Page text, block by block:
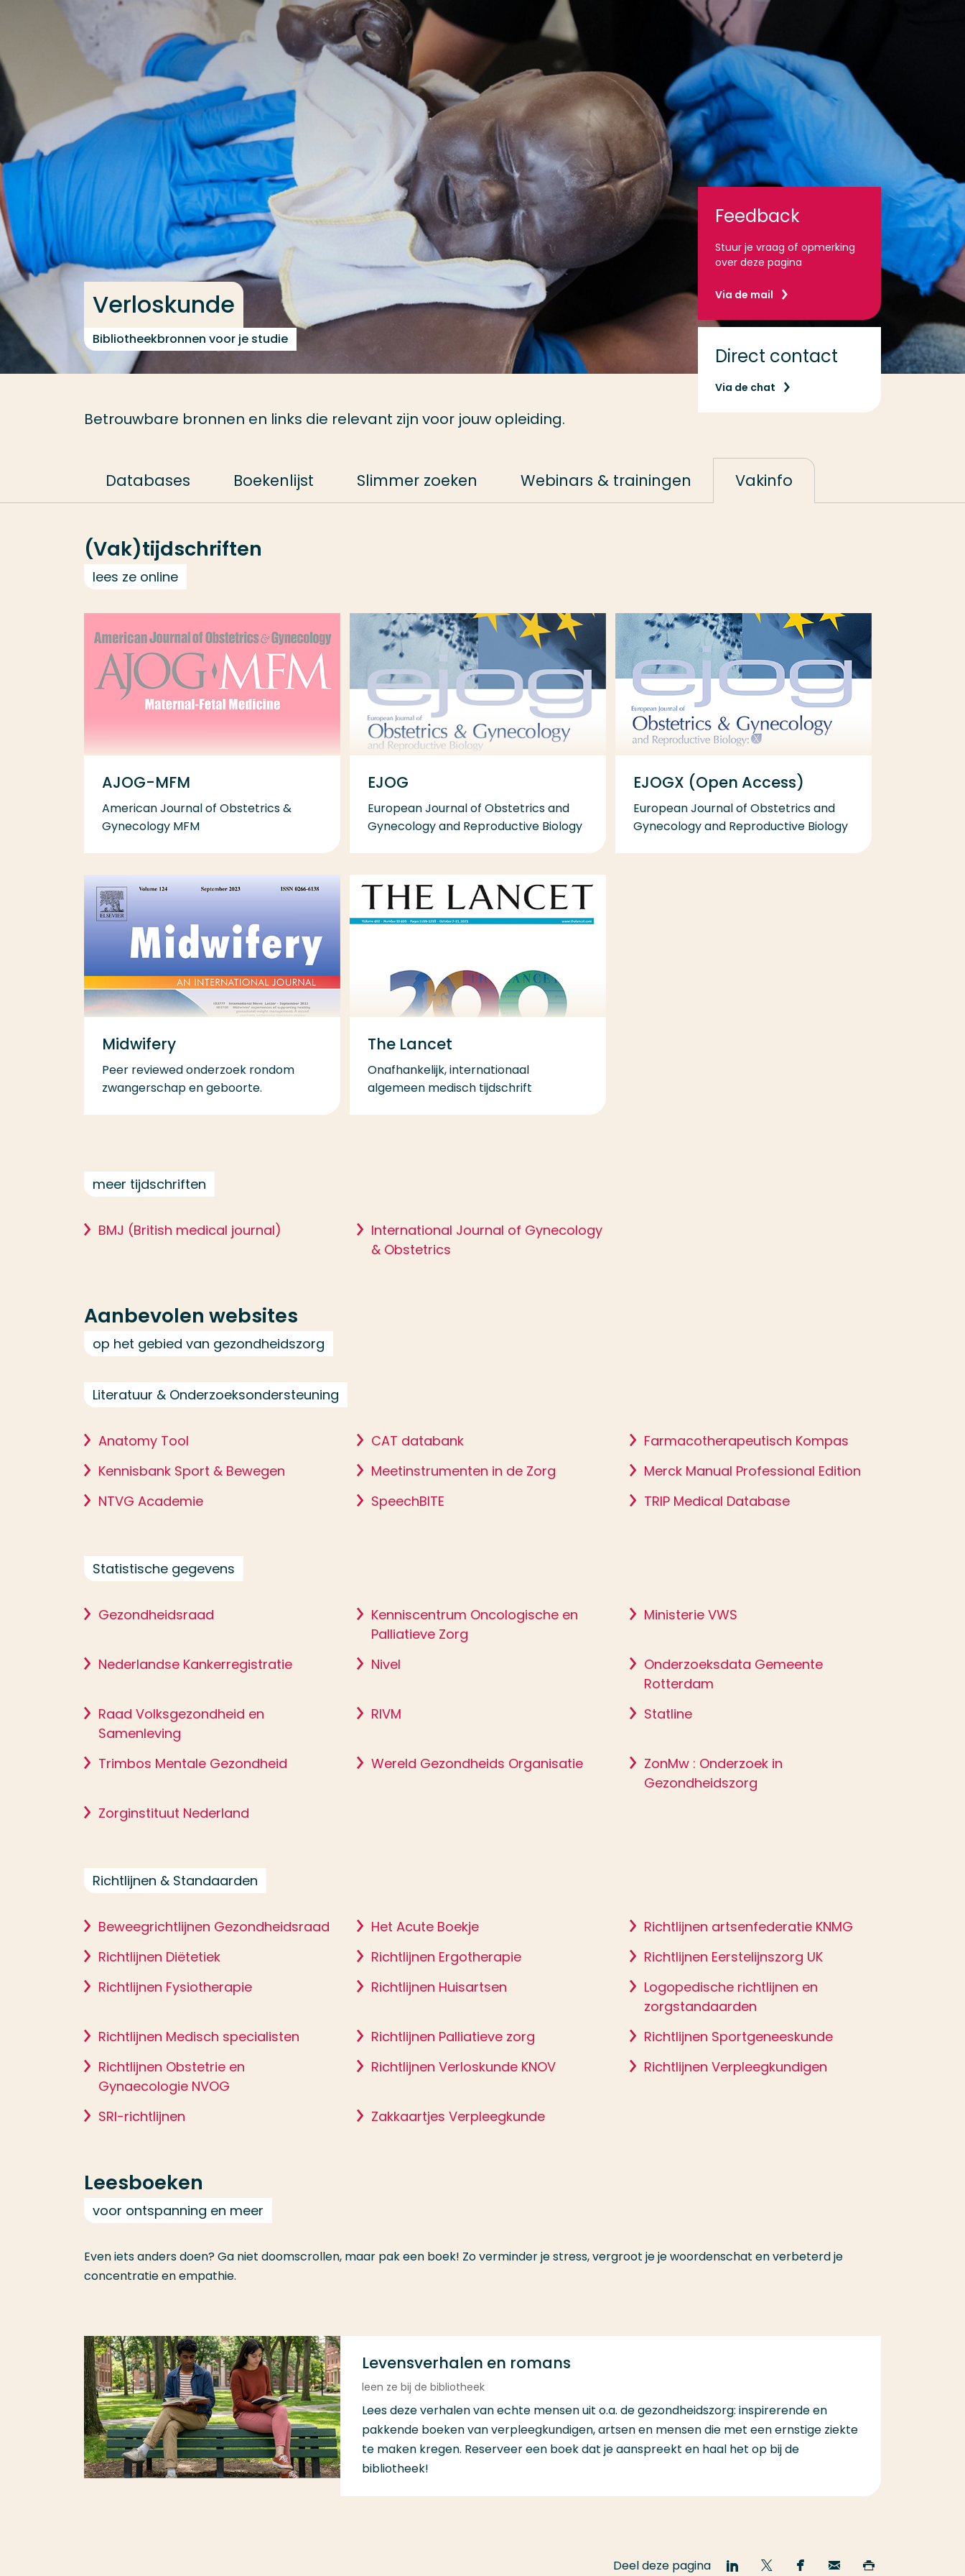
Ga direct naar de content
Verloskunde
Bibliotheekbronnen voor je studie
Betrouwbare bronnen en links die relevant zijn voor jouw opleiding.
Feedback
Stuur je vraag of opmerking
over deze pagina
Via de mail
Direct contact
Via de chat
Databases Boekenlijst Slimmer zoeken Webinars & trainingen Vakinfo
(Vak)tijdschriften
lees ze online
AJOG-MFM
American Journal of Obstetrics &
Gynecology MFM
EJOG
European Journal of Obstetrics and
Gynecology and Reproductive Biology
EJOGX (Open Access)
European Journal of Obstetrics and
Gynecology and Reproductive Biology
Midwifery
Peer reviewed onderzoek rondom
zwangerschap en geboorte.
The Lancet
Onafhankelijk, internationaal
algemeen medisch tijdschrift
meer tijdschriften
BMJ (British medical journal)
International Journal of Gynecology
& Obstetrics
Aanbevolen websites
op het gebied van gezondheidszorg
Literatuur & Onderzoeksondersteuning
Anatomy Tool CAT databank
Farmacotherapeutisch Kompas
Kennisbank Sport & Bewegen
Meetinstrumenten in de Zorg
Merck Manual Professional Edition
NTVG Academie
SpeechBITE TRIP Medical Database
Statistische gegevens
Gezondheidsraad
Kenniscentrum Oncologische en
Palliatieve Zorg
Ministerie VWS
Nederlandse Kankerregistratie Nivel
Onderzoeksdata Gemeente
Rotterdam
Raad Volksgezondheid en
Samenleving
RIVM Statline
Trimbos Mentale Gezondheid Wereld Gezondheids Organisatie
ZonMw : Onderzoek in
Gezondheidszorg
Zorginstituut Nederland
Richtlijnen & Standaarden
Beweegrichtlijnen Gezondheidsraad Het Acute Boekje
Richtlijnen artsenfederatie KNMG
Richtlijnen Diëtetiek
Richtlijnen Ergotherapie
Richtlijnen Eerstelijnszorg UK
Richtlijnen Fysiotherapie
Richtlijnen Huisartsen
Logopedische richtlijnen en
zorgstandaarden
Richtlijnen Medisch specialisten
Richtlijnen Palliatieve zorg
Richtlijnen Sportgeneeskunde
Richtlijnen Obstetrie en
Gynaecologie NVOG
Richtlijnen Verloskunde KNOV Richtlijnen Verpleegkundigen
SRI-richtlijnen Zakkaartjes Verpleegkunde
Leesboeken
voor ontspanning en meer
Even iets anders doen? Ga niet doomscrollen, maar pak een boek! Zo verminder je stress, vergroot je je woordenschat en verbeterd je
concentratie en empathie.
Levensverhalen en romans
leen ze bij de bibliotheek
Lees deze verhalen van echte mensen uit o.a. de gezondheidszorg: inspirerende en
pakkende boeken van verpleegkundigen, artsen en mensen die met een ernstige ziekte
te maken kregen. Reserveer een boek dat je aanspreekt en haal het op bij de
bibliotheek!
Deel deze pagina
Deel
Deel
Deel
Email
Veel gezocht
Contact